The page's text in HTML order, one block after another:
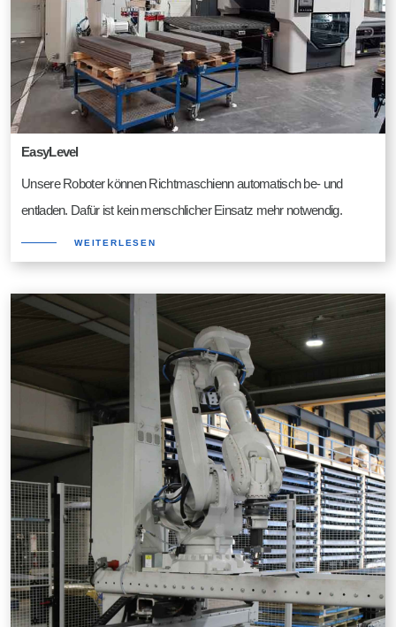
EasyLevel
Unsere Roboter können Richtmaschienn automatisch be- und
entladen. Dafür ist kein menschlicher Einsatz mehr notwendig.
WEITERLESEN